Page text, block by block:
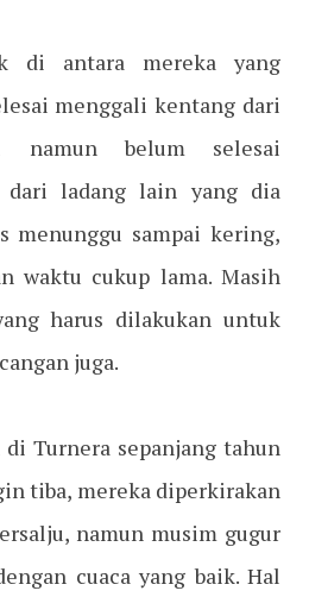
di antara mereka yang
menggali kentang dari
namun belum selesai
dari ladang lain yang dia
menunggu sampai kering,
waktu cukup lama. Masih
harus dilakukan untuk
juga.
Turnera sepanjang tahun
tiba, mereka diperkirakan
namun musim gugur
cuaca yang baik. Hal